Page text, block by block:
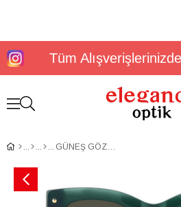
Tüm
GÜNEŞ GÖZLÜĞÜ CAROLINA HERRERA HER 0222/S 207104ACK47IR